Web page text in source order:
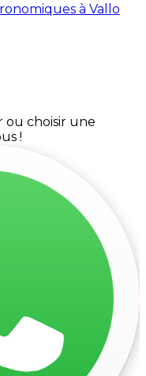
à Vallo
ou choisir une
!